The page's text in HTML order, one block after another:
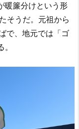
暖簾分けという形
そうだ。元祖から
で、地元では「ゴ